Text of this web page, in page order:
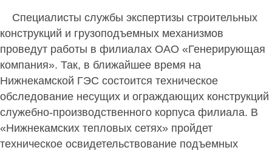
Специалисты службы экспертизы строительных
конструкций и грузоподъемных механизмов
проведут работы в филиалах ОАО «Генерирующая
компания». Так, в ближайшее время на
Нижнекамской ГЭС состоится техническое
обследование несущих и ограждающих конструкций
служебно-производственного корпуса филиала. В
«Нижнекамских тепловых сетях» пройдет
техническое освидетельствование подъемных